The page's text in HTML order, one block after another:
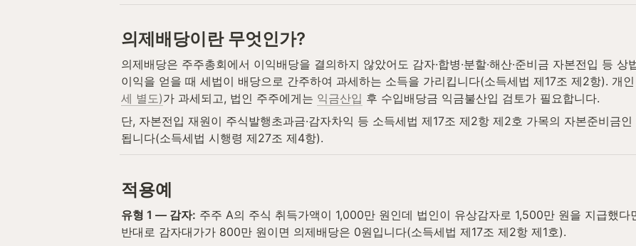
의제배당이란 무엇인가?
의제배당은 주주총회에서 이익배당을 결의하지 않았어도 감자·합병·분할·해산·준비금 자본전입 등
이익을 얻을 때 세법이 배당으로 간주하여 과세하는 소득을 가리킵니다(소득세법 제17조 제2항). 개
세 별도)가 과세되고, 법인 주주에게는 익금산입 후 수입배당금 익금불산입 검토가 필요합니다.
단, 자본전입 재원이 주식발행초과금·감자차익 등 소득세법 제17조 제2항 제2호 가목의 자본준비금
됩니다(소득세법 시행령 제27조 제4항).
적용예
유형 1 — 감자: 주주 A의 주식 취득가액이 1,000만 원인데 법인이 유상감자로 1,500만 원을 지급했
반대로 감자대가가 800만 원이면 의제배당은 0원입니다(소득세법 제17조 제2항 제1호).